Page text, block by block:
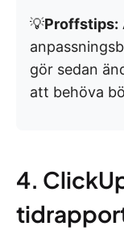
💡Proffstips:
gör sedan
att behöva
4.